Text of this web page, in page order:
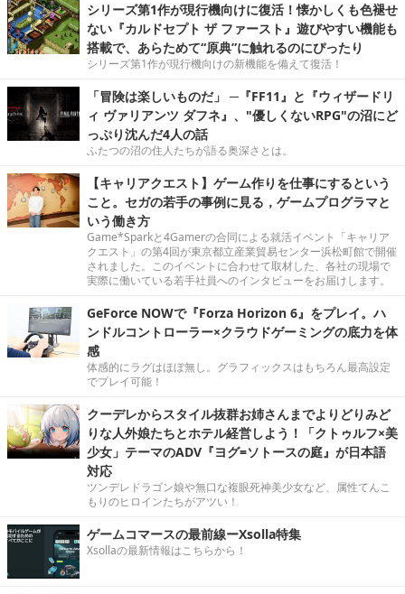
シリーズ第1作が現行機向けに復活！懐かしくも色褪せ
ない『カルドセプト ザ ファースト』遊びやすい機能も
搭載で、あらためて“原典”に触れるのにぴったり
シリーズ第1作が現行機向けの新機能を備えて復活！
「冒険は楽しいものだ」 ─『FF11』と『ウィザードリ
ィ ヴァリアンツ ダフネ』、"優しくないRPG"の沼にど
っぷり沈んだ4人の話
ふたつの沼の住人たちが語る奥深さとは。
【キャリアクエスト】ゲーム作りを仕事にするという
こと。セガの若手の事例に見る，ゲームプログラマと
いう働き方
Game*Sparkと4Gamerの合同による就活イベント「キャリア
クエスト」の第4回が東京都立産業貿易センター浜松町館で開催
されました。このイベントに合わせて取材した、各社の現場で
実際に働いている若手社員へのインタビューをお届けします。
GeForce NOWで『Forza Horizon 6』をプレイ。ハ
ンドルコントローラー×クラウドゲーミングの底力を体
感
体感的にラグはほぼ無し。グラフィックスはもちろん最高設定
でプレイ可能！
クーデレからスタイル抜群お姉さんまでよりどりみど
りな人外娘たちとホテル経営しよう！「クトゥルフ×美
少女」テーマのADV『ヨグ=ソトースの庭』が日本語
対応
ツンデレドラゴン娘や無口な複眼死神美少女など、属性てんこ
もりのヒロインたちがアツい！
ゲームコマースの最前線ーXsolla特集
Xsollaの最新情報はこちらから！